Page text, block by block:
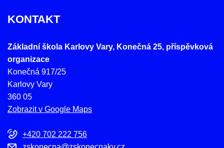
KONTAKT
Základní škola Karlovy Vary, Konečná 25, příspěvková
organizace
Konečná 917/25
Karlovy Vary
360 05
Zobrazit v Google Maps
+420 702 222 756